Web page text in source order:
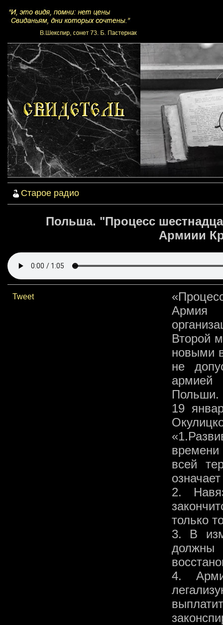
Старое радио
Польша. "Процесс
Армиии
Tweet
Армия
Второй
новыми
не
армией
Польши.
19
всей
2.
только
3. В
4.